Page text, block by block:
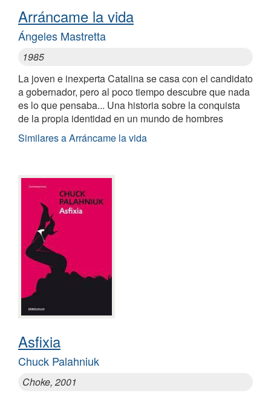
Arráncame la vida
Ángeles Mastretta
1985
La joven e inexperta Catalina se casa con el candidato
a gobernador, pero al poco tiempo descubre que nada
es lo que pensaba... Una historia sobre la conquista
de la propia identidad en un mundo de hombres
Similares a Arráncame la vida
Asfixia
Chuck Palahniuk
Choke, 2001